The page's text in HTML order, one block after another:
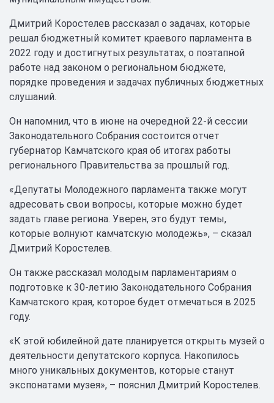
Дмитрий Коростелев рассказал о задачах, которые
решал бюджетный комитет краевого парламента в
2022 году и достигнутых результатах, о поэтапной
работе над законом о региональном бюджете,
порядке проведения и задачах публичных бюджетных
слушаний.
Он напомнил, что в июне на очередной 22-й сессии
Законодательного Собрания состоится отчет
губернатор Камчатского края об итогах работы
регионального Правительства за прошлый год.
«Депутаты Молодежного парламента также могут
адресовать свои вопросы, которые можно будет
задать главе региона. Уверен, это будут темы,
которые волнуют камчатскую молодежь», – сказал
Дмитрий Коростелев.
Он также рассказал молодым парламентариям о
подготовке к 30-летию Законодательного Собрания
Камчатского края, которое будет отмечаться в 2025
году.
«К этой юбилейной дате планируется открыть музей о
деятельности депутатского корпуса. Накопилось
много уникальных документов, которые станут
экспонатами музея», – пояснил Дмитрий Коростелев.